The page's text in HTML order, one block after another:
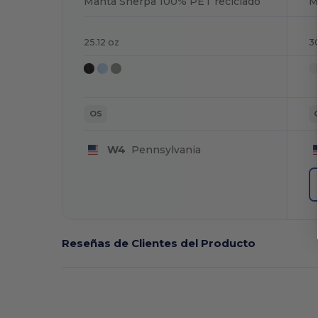
25.12 oz
OS
W4 Pennsylvania
Reseñas de Clientes del Producto